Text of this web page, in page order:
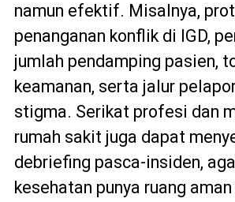
namun efektif. Misalnya,
penanganan konflik di IGD,
jumlah pendamping pasien,
keamanan, serta jalur
stigma. Serikat profesi dan
rumah sakit juga dapat
debriefing pasca-insiden,
kesehatan punya ruang